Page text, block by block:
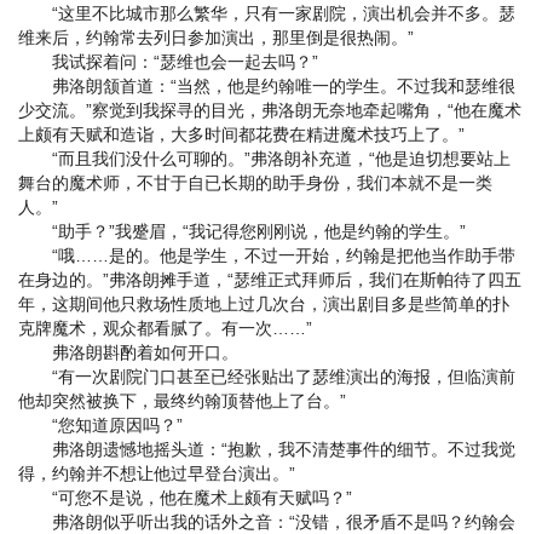
“这里不比城市那么繁华，只有一家剧院，演出机会并不多。瑟
维来后，约翰常去列日参加演出，那里倒是很热闹。”
我试探着问：“瑟维也会一起去吗？”
弗洛朗颔首道：“当然，他是约翰唯一的学生。不过我和瑟维很
少交流。”察觉到我探寻的目光，弗洛朗无奈地牵起嘴角，“他在魔术
上颇有天赋和造诣，大多时间都花费在精进魔术技巧上了。”
“而且我们没什么可聊的。”弗洛朗补充道，“他是迫切想要站上
舞台的魔术师，不甘于自已长期的助手身份，我们本就不是一类
人。”
“助手？”我蹙眉，“我记得您刚刚说，他是约翰的学生。”
“哦……是的。他是学生，不过一开始，约翰是把他当作助手带
在身边的。”弗洛朗摊手道，“瑟维正式拜师后，我们在斯帕待了四五
年，这期间他只救场性质地上过几次台，演出剧目多是些简单的扑
克牌魔术，观众都看腻了。有一次……”
弗洛朗斟酌着如何开口。
“有一次剧院门口甚至已经张贴出了瑟维演出的海报，但临演前
他却突然被换下，最终约翰顶替他上了台。”
“您知道原因吗？”
弗洛朗遗憾地摇头道：“抱歉，我不清楚事件的细节。不过我觉
得，约翰并不想让他过早登台演出。”
“可您不是说，他在魔术上颇有天赋吗？”
弗洛朗似乎听出我的话外之音：“没错，很矛盾不是吗？约翰会